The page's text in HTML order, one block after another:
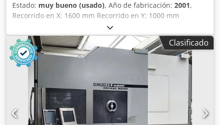
Estado: muy bueno (usado), Año de fabricación: 2001,
Recorrido en X: 1600 mm Recorrido en Y: 1000 mm
Recorrido en Z: 780 mm - Número de ejes de mecanizado
(sin ejes paralelos): 5 - Recorrido del eje X: 1600 mm -
Recorrido del eje Y: 1000 mm - Recorrido del eje Z: 780 mm
- Superficie de sujeción (izquierda-derecha): 1000 mm -
Superficie de sujeción (delante-detrás): 1000 mm - Peso
máximo de la pieza: 6000 kg - - Posicionamiento: 0,001° - -
Posicionamiento: 2,5° - - Posicionamiento: 2,5° - Rango de
velocidad: hasta 2500 rpm - Potencia motriz: 22 kW -
Número de posiciones de herramientas: 60 - Número de
espacios de almacenamiento: 2 - Longitud de paletas: 1000
Clasificado